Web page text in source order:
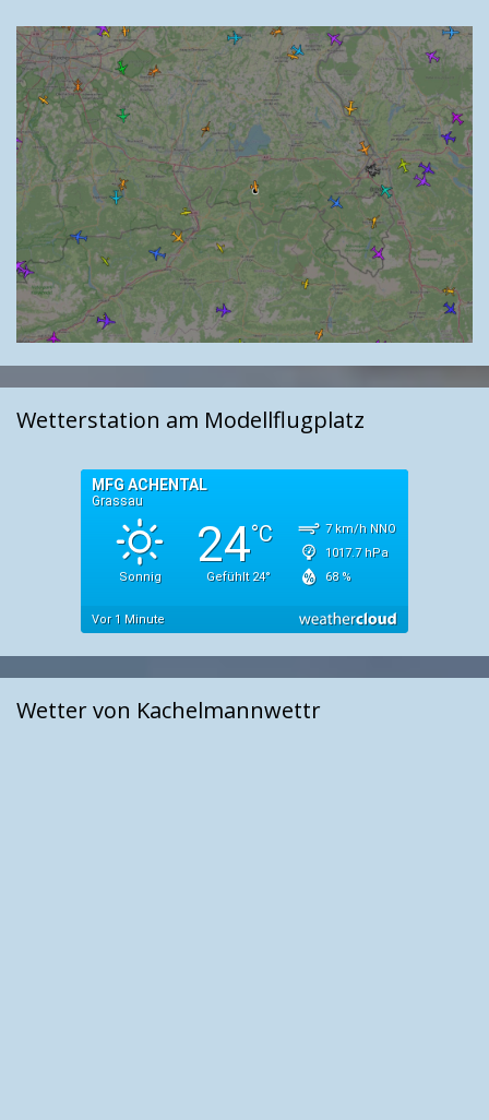
Wetterstation am Modellflugplatz
Wetter von Kachelmannwettr